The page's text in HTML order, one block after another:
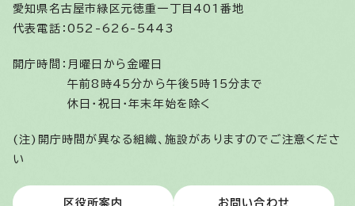
愛知県名古屋市緑区元徳重一丁目401番地
代表電話：052-626-5443
開庁時間： 月曜日から金曜日
午前8時45分から午後5時15分まで
休日・祝日・年末年始を除く
(注)開庁時間が異なる組織、施設がありますのでご注意くださ
い
区役所案内 お問い合わせ